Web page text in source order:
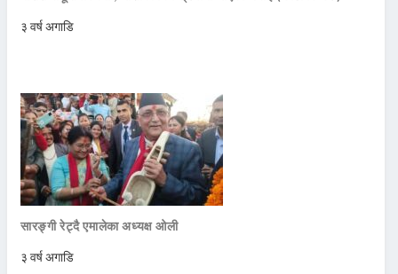
३ वर्ष अगाडि
सारङ्गी रेट्दै एमालेका अध्यक्ष ओली
३ वर्ष अगाडि